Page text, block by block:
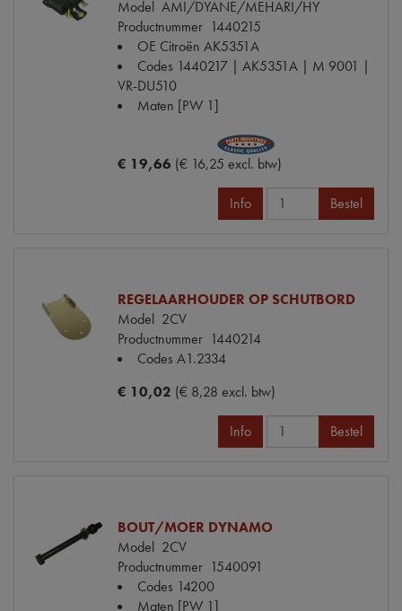
Model AMI/DYANE/MEHARI/HY
Productnummer 1440215
OE Citroën AK5351A
Codes 1440217 | AK5351A | M 9001 |
VR-DU510
Maten [PW 1]
€ 19,66 (€ 16,25 excl. btw)
Info Bestel
REGELAARHOUDER OP SCHUTBORD
Model 2CV
Productnummer 1440214
Codes A1.2334
€ 10,02 (€ 8,28 excl. btw)
Info Bestel
BOUT/MOER DYNAMO
Model 2CV
Productnummer 1540091
Codes 14200
Maten [PW 1]